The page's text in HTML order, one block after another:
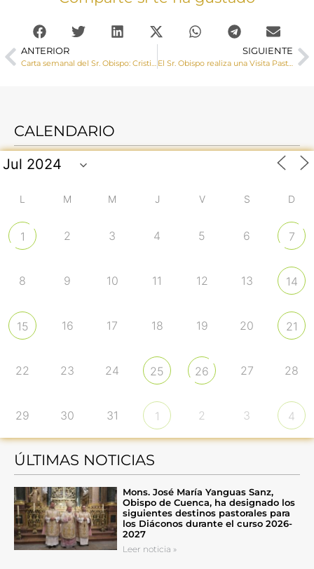
ANTERIOR
Carta semanal del Sr. Obispo: Cristianos de todas las tierras de España y de Hispanoamérica celebramos una fiesta común, Nuestra Señora del Pilar
SIGUIENTE
El Sr. Obispo realiza una Visita Pastoral y administra la Confirmación en la parroquia de Santa Ana (Cuenca)
CALENDARIO
L M M J V S D
1 2 3 4 5 6 7
8 9 10 11 12 13 14
15 16 17 18 19 20 21
22 23 24 25 26 27 28
29 30 31 1 2 3 4
ÚLTIMAS NOTICIAS
Mons. José María Yanguas Sanz,
Obispo de Cuenca, ha designado los
siguientes destinos pastorales para
los Diáconos durante el curso 2026-
2027
Leer noticia »